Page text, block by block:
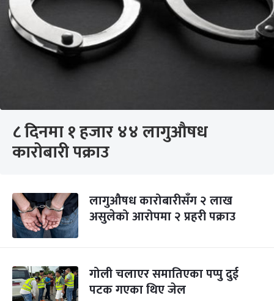
८ दिनमा १ हजार ४४ लागुऔषध
कारोबारी पक्राउ
लागुऔषध कारोबारीसँग २ लाख
असुलेको आरोपमा २ प्रहरी पक्राउ
गोली चलाएर समातिएका पप्पु दुई
पटक गएका थिए जेल